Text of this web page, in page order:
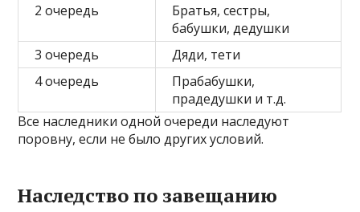
2 очередь
Братья, сестры,
бабушки, дедушки
3 очередь
Дяди, тети
4 очередь
Прабабушки,
прадедушки и т.д.
Все наследники одной очереди наследуют
поровну, если не было других условий.
Наследство по завещанию